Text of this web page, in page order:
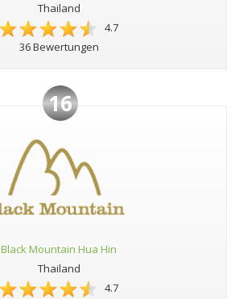
Thailand
4.7
36 Bewertungen
16
Black Mountain Hua Hin
Thailand
4.7